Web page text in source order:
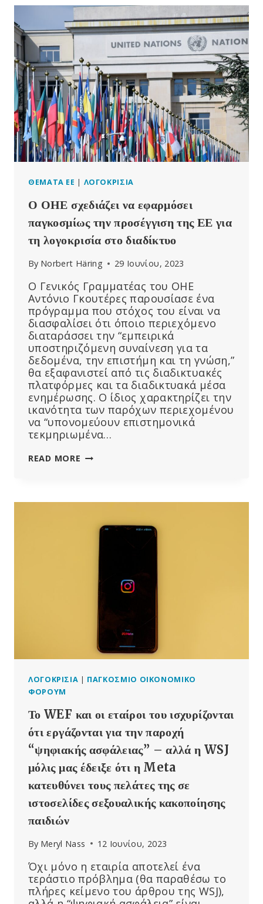
ΕΊΣΑΙ
ΣΤΟ
ΔΡΌΜΟ
ΤΗ
ΔΥΣΤΟΠΊΑ
ΚΑΙ
ΤΟΝ
ΟΛΟΚΛΗΡΩΤΙΣΜΌ”,
ΛΈΕΙ
Ο
RFK
JR.
ΕΠΙΤΡΟΠΉ
ΒΟΥΛΉΣ
ΤΩΝ
ΑΝΤΙΠΡΟΣΏΠΩΝ
ΘΈΜΑΤΑ ΕΕ | ΛΟΓΟΚΡΙΣΊΑ
Ο ΟΗΕ σχεδιάζει να εφαρμόσει
παγκοσμίως την προσέγγιση της ΕΕ για
τη λογοκρισία στο διαδίκτυο
By Norbert Häring 29 Ιουνίου, 2023
Ο Γενικός Γραμματέας του ΟΗΕ
Αντόνιο Γκουτέρες παρουσίασε ένα
πρόγραμμα που στόχος του είναι να
διασφαλίσει ότι όποιο περιεχόμενο
διαταράσσει την “εμπειρικά
υποστηριζόμενη συναίνεση για τα
δεδομένα, την επιστήμη και τη γνώση,”
θα εξαφανιστεί από τις διαδικτυακές
πλατφόρμες και τα διαδικτυακά μέσα
ενημέρωσης. Ο ίδιος χαρακτηρίζει την
ικανότητα των παρόχων περιεχομένου
να “υπονομεύουν επιστημονικά
τεκμηριωμένα…
READ MORE Ο
ΤΗΝ
ΤΗΣ
ΣΤΟ
ΔΙΑΔΊΚΤΥΟ
ΛΟΓΟΚΡΙΣΊΑ | ΠΑΓΚΌΣΜΙΟ ΟΙΚΟΝΟΜΙΚΌ
ΦΌΡΟΥΜ
Το WEF και οι εταίροι του ισχυρίζονται
ότι εργάζονται για την παροχή
“ψηφιακής ασφάλειας” – αλλά η WSJ
μόλις μας έδειξε ότι η Meta
κατευθύνει τους πελάτες της σε
ιστοσελίδες σεξουαλικής κακοποίησης
παιδιών
By Meryl Nass 12 Ιουνίου, 2023
Όχι μόνο η εταιρία αποτελεί ένα
τεράστιο πρόβλημα (θα παραθέσω το
πλήρες κείμενο του άρθρου της WSJ),